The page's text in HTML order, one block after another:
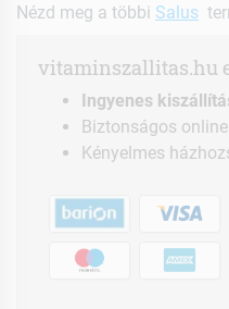
Nézd meg a többi Salus
vitaminszallitas.hu
Ingyenes
Biztonságos
Kényelmes